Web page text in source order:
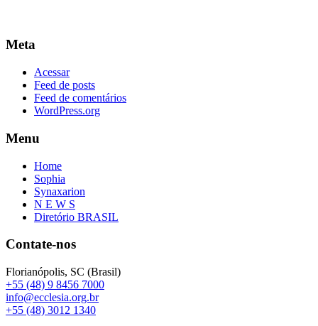
Meta
Acessar
Feed de posts
Feed de comentários
WordPress.org
Menu
Home
Sophia
Synaxarion
N E W S
Diretório BRASIL
Contate-nos
Florianópolis, SC (Brasil)
+55 (48) 9 8456 7000
info@ecclesia.org.br
+55 (48) 3012 1340